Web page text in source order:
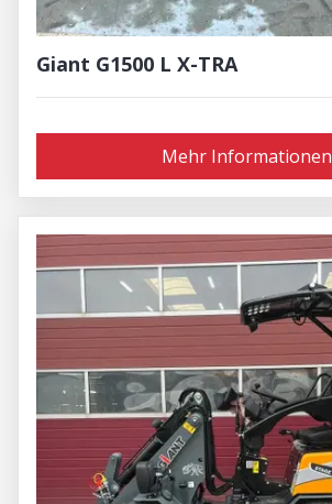
Giant G1500 L X-TRA
Mehr Informationen